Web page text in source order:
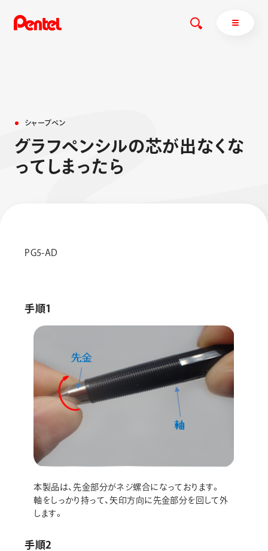
商品を探すトップ
ボールペン
ペン
ぺんてるについて
シャ ープペン
グラフペンシルの芯が出なく な
って しま った ら
PG5-AD
手順1
本製品は、先金部分がネジ螺合になっております。
軸をしっかり持って、矢印方向に先金部分を回して外
します。
手順2